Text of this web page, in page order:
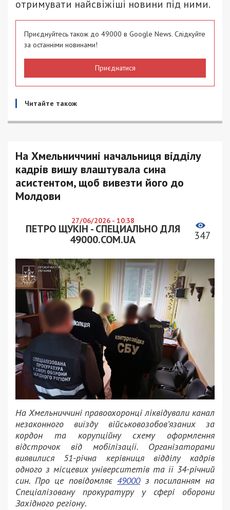
отримувати найсвіжіші новини під ними.
Приєднуйтесь також до 49000 в Google News. Слідкуйте
за останніми новинами!
Приєднатися
Читайте також
На Хмельниччині начальниця відділу
кадрів вишу влаштувала сина
асистентом, щоб вивезти його до
Молдови
27/06/2026 - 10:38
ПЕТРО ЩУКІН - СПЕЦИАЛЬНО ДЛЯ
49000.COM.UA
347
На Хмельниччині правоохоронці ліквідували канал
незаконного виїзду військовозобов’язаних за
кордон та корупційну схему оформлення
відстрочок від мобілізації. Організаторами
виявилися 51-річна керівниця відділу кадрів
одного з місцевих університетів та її 34-річний
син. Про це повідомляє49000з посиланням на
Спеціалізовану прокуратуру у сфері оборони
Західного регіону.